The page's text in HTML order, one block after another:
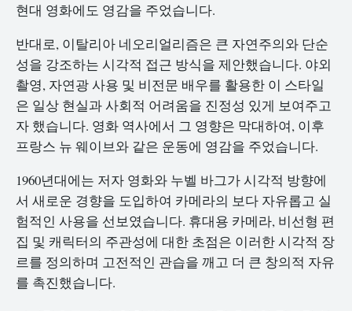
현대 영화에도 영감을 주었습니다.
반대로, 이탈리아 네오리얼리즘은 큰 자연주의와 단순
성을 강조하는 시각적 접근 방식을 제안했습니다. 야외
촬영, 자연광 사용 및 비전문 배우를 활용한 이 스타일
은 일상 현실과 사회적 어려움을 진정성 있게 보여주고
자 했습니다. 영화 역사에서 그 영향은 막대하여, 이후
프랑스 뉴 웨이브와 같은 운동에 영감을 주었습니다.
1960년대에는 저자 영화와 누벨 바그가 시각적 방향에
서 새로운 경향을 도입하여 카메라의 보다 자유롭고 실
험적인 사용을 선보였습니다. 휴대용 카메라, 비선형 편
집 및 캐릭터의 주관성에 대한 초점은 이러한 시각적 장
르를 정의하며 고전적인 관습을 깨고 더 큰 창의적 자유
를 촉진했습니다.